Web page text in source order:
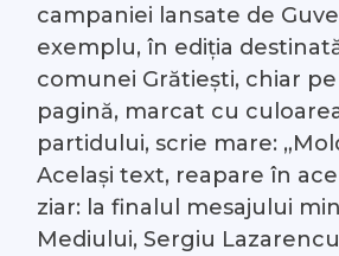
campaniei lansate de
exemplu, în ediția
comunei Grătiești, chiar
pagină, marcat cu
partidului, scrie mare:
Același text, reapare în
ziar: la finalul mesajului
Mediului, Sergiu